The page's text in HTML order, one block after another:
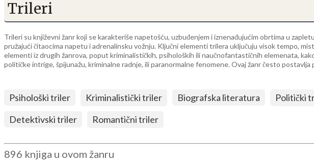
Trileri
Trileri su književni žanr koji se karakteriše napetošću, uzbuđenjem i iznenađujućim obrtima u
pružajući čitaocima napetu i adrenalinsku vožnju. Ključni elementi trilera uključuju visok tempo,
elementi iz drugih žanrova, poput kriminalističkih, psiholoških ili naučnofantastičnih elemenata,
političke intrige, špijunažu, kriminalne radnje, ili paranormalne fenomene. Ovaj žanr često
Psihološki triler Kriminalistički triler Biografska literatura Politički
Detektivski triler
Romantični triler
896 knjiga u ovom žanru